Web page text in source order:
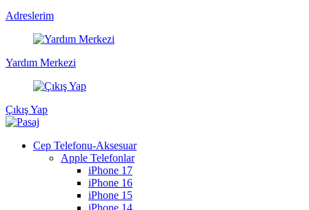
Adreslerim
Yardım Merkezi
Çıkış Yap
Cep Telefonu-Aksesuar
Apple Telefonlar
iPhone 17
iPhone 16
iPhone 15
iPhone 14